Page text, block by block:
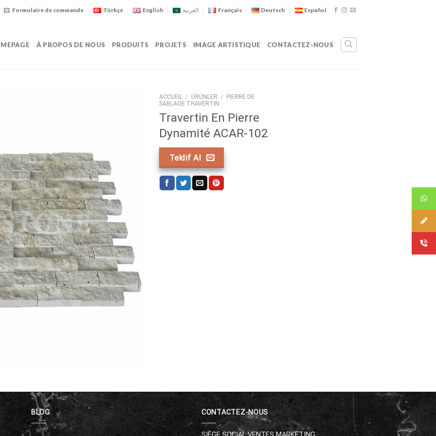
Formulaire de commande Türkçe English العربية Français Deutsch Español
À PROPOS DE NOUS PRODUITS PROJETS IMAGE ARTISTIQUE CONTACTEZ-NOUS
ACCUEIL / ÜRÜNLER / PIERRE DE
SABLAGE TRAVERTIN
Travertin En Pierre
Dynamité ACAR-102
Teklif Al
BLOG CONTACTEZ-NOUS